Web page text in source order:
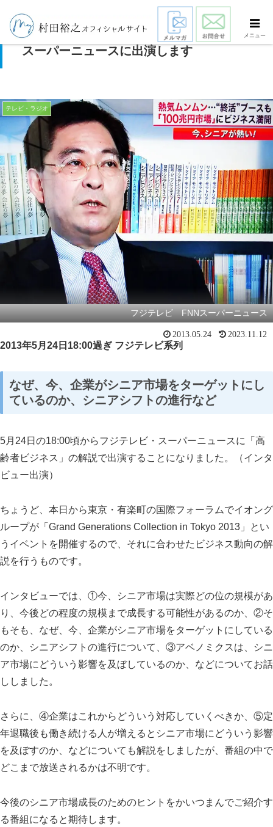
「高齢者ビジネス」の解説でフジテレビ・
スーパーニュースに出演します
テレビ・ラジオ
フジテレビ FNNスーパーニュース
2013.05.24 2023.11.12
2013年5月 24 日 18:00過ぎ フジテレビ系列
なぜ、今、企業がシニア市場をターゲットにし
ているのか、シニアシフトの進行など
5月 24日の18:00頃からフジテレビ・スーパーニュースに「高
齢者ビジネス」の解説で出演することになりました。（インタ
ビュー出演）
ちょうど、本日から東京・有楽町の国際フォーラムでイオング
ループが「 Grand Generations Collection in Tokyo 2013 」とい
うイベントを開催するので、それに合わせたビジネス動向の解
説を行うものです。
インタビューでは、①今、シニア市場は実際どの位の規模があ
り、今後どの程度の規模まで成長する可能性があるのか、②そ
もそも、なぜ、今、企業がシニア市場をターゲットにしている
のか、シニアシフトの進行について、③アベノミクスは、シニ
ア市場にどういう影響を及ぼしているのか、などについてお話
ししました。
さらに、④企業はこれからどういう対応していくべきか、⑤定
年退職後も働き続ける人が増えるとシニア市場にどういう影響
を及ぼすのか、などについても解説をしましたが、番組の中で
どこまで放送されるかは不明です。
今後のシニア市場成長のためのヒントをかいつまんでご紹介す
る番組になると期待します。
メニュー